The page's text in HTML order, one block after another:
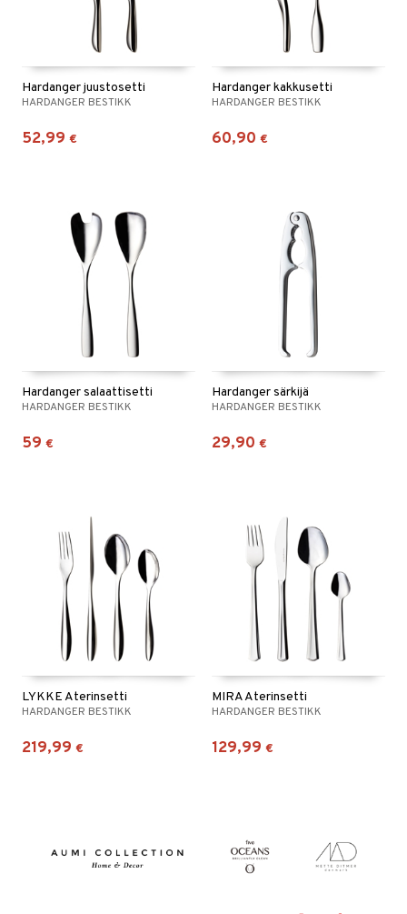
Hardanger juustosetti
HARDANGER BESTIKK
52,99 €
Hardanger kakkusetti
HARDANGER BESTIKK
60,90 €
Hardanger salaattisetti
HARDANGER BESTIKK
59 €
Hardanger särkijä
HARDANGER BESTIKK
29,90 €
LYKKE Aterinsetti
HARDANGER BESTIKK
219,99 €
MIRA Aterinsetti
HARDANGER BESTIKK
129,99 €